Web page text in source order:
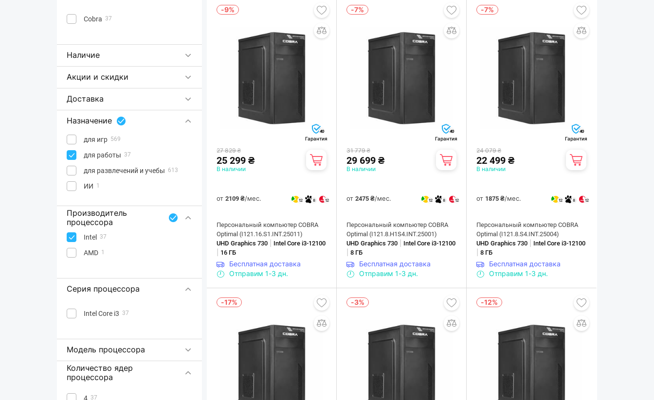
Cobra 37
Наличие
Акции и скидки
Доставка
Назначение
для игр 569
для работы 37
для развлечений и учебы 613
ИИ 1
Производитель
процессора
Intel 37
AMD 1
Серия процессора
Intel Core i3 37
Модель процессора
Количество ядер
процессора
4 37
-9%
40
Гарантия
27 829 ₴
25 299 ₴
В наличии
от 2109 ₴/мес. 12 8 12
Персональный компьютер COBRA
Optimal (I121.16.S1.INT.25011)
UHD Graphics 730
Intel Core i3-12100
16 ГБ
Бесплатная доставка
Отправим 1-3 дн.
-7%
40
Гарантия
31 779 ₴
29 699 ₴
В наличии
от2475 ₴/мес. 12 8 12
Персональный компьютер COBRA
Optimal (I121.8.H1S4.INT.25001)
UHD Graphics 730
Intel Core i3-12100
|8 ГБ
Бесплатная доставка
Отправим 1-3 дн.
-7%
40
Гарантия
24 079 ₴
22 499 ₴
В наличии
от 1875 ₴/мес. 12 8 12
Персональный компьютер COBRA
Optimal (I121.8.S4.INT.25004)
UHD Graphics 730
Intel Core i3-12100
|8 ГБ
Бесплатная доставка
Отправим 1-3 дн.
-17% -3% -12%